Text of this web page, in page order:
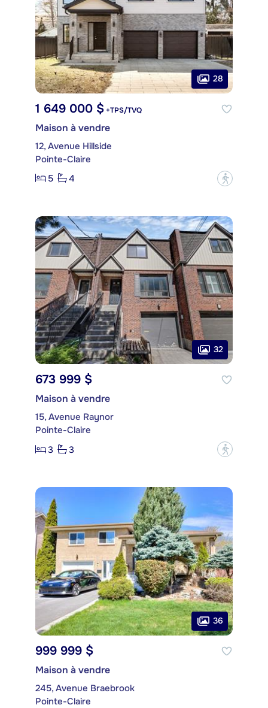
28
1 649 000 $ +TPS/TVQ
Maison à vendre
12, Avenue Hillside
Pointe-Claire
5
4 ?
32
673 999 $
Maison à vendre
15, Avenue Raynor
Pointe-Claire
3
3 ?
36
999 999 $
Maison à vendre
245, Avenue Braebrook
Pointe-Claire